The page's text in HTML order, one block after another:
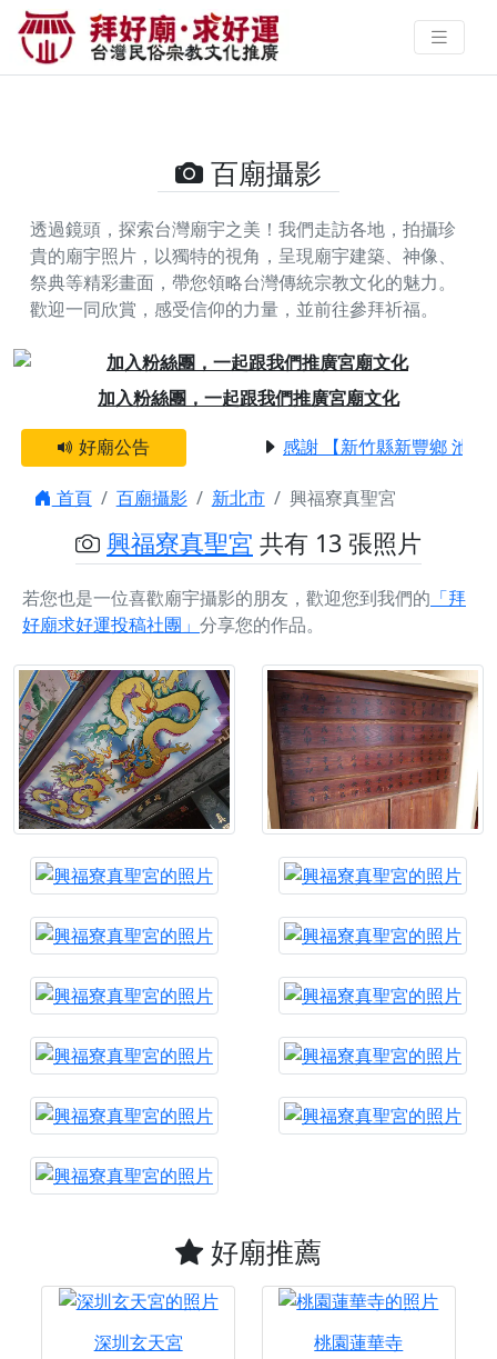
興福寮真聖宮的攝影照片 | 拜好廟
求好運 找到與您有緣的信仰
百廟攝影
透過鏡頭，探索台灣廟宇之美！我們走訪各地，拍攝珍
貴的廟宇照片，以獨特的視角，呈現廟宇建築、神像、
祭典等精彩畫面，帶您領略台灣傳統宗教文化的魅力。
歡迎一同欣賞，感受信仰的力量，並前往參拜祈福。
加入粉絲團，一起跟我們推廣宮廟文化
Previous
好廟公告 感謝 【新竹縣新豐鄉 池和
首頁 百廟攝影 新北市 興福寮真聖宮
興福寮真聖宮 共有 13 張照片
若您也是一位喜歡廟宇攝影的朋友，歡迎您到我們的 「拜
好廟求好運投稿社團」 分享您的作品。
好廟推薦
深圳玄天宮
桃園蓮華寺